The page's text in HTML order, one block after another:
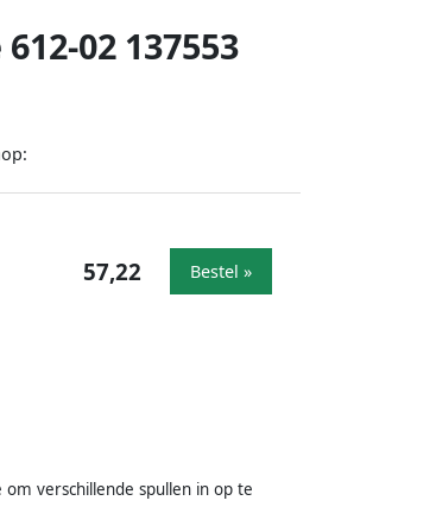
02 137553
57,22 Bestel »
verschillende spullen in op te